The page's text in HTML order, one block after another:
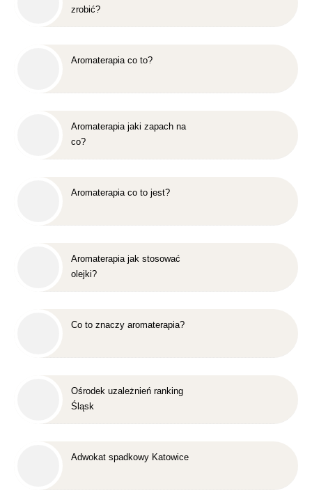
zrobić?
Aromaterapia co to?
Aromaterapia jaki zapach na
co?
Aromaterapia co to jest?
Aromaterapia jak stosować
olejki?
Co to znaczy aromaterapia?
Ośrodek uzależnień ranking
Śląsk
Adwokat spadkowy Katowice